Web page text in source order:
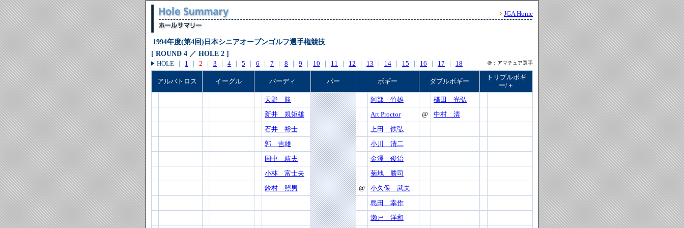
JGA Home
1994年度(第4回)日本シニアオープンゴルフ選手権競技
[ ROUND 4 ／ HOLE 2 ]
HOLE
｜ 1 ｜ 2 ｜ 3 ｜ 4 ｜ 5 ｜ 6 ｜ 7 ｜ 8 ｜ 9 ｜ 10 ｜ 11 ｜ 12 ｜ 13 ｜ 14 ｜ 15 ｜ 16 ｜ 17 ｜ 18 ｜ ＠：アマチュア選手
アルバトロス イーグル バーディ パー ボギー ダブルボギー
トリプルボギ
ー/＋
天野 勝
阿部 竹雄
橘田 光弘
新井 規矩雄
Art Proctor @
中村 清
石井 裕士
上田 鉄弘
郭 吉雄
小川 清二
国中 靖夫
金澤 俊治
小林 富士夫
菊地 勝司
鈴村 照男
@
小久保 武夫
島田 幸作
瀬戸 洋和